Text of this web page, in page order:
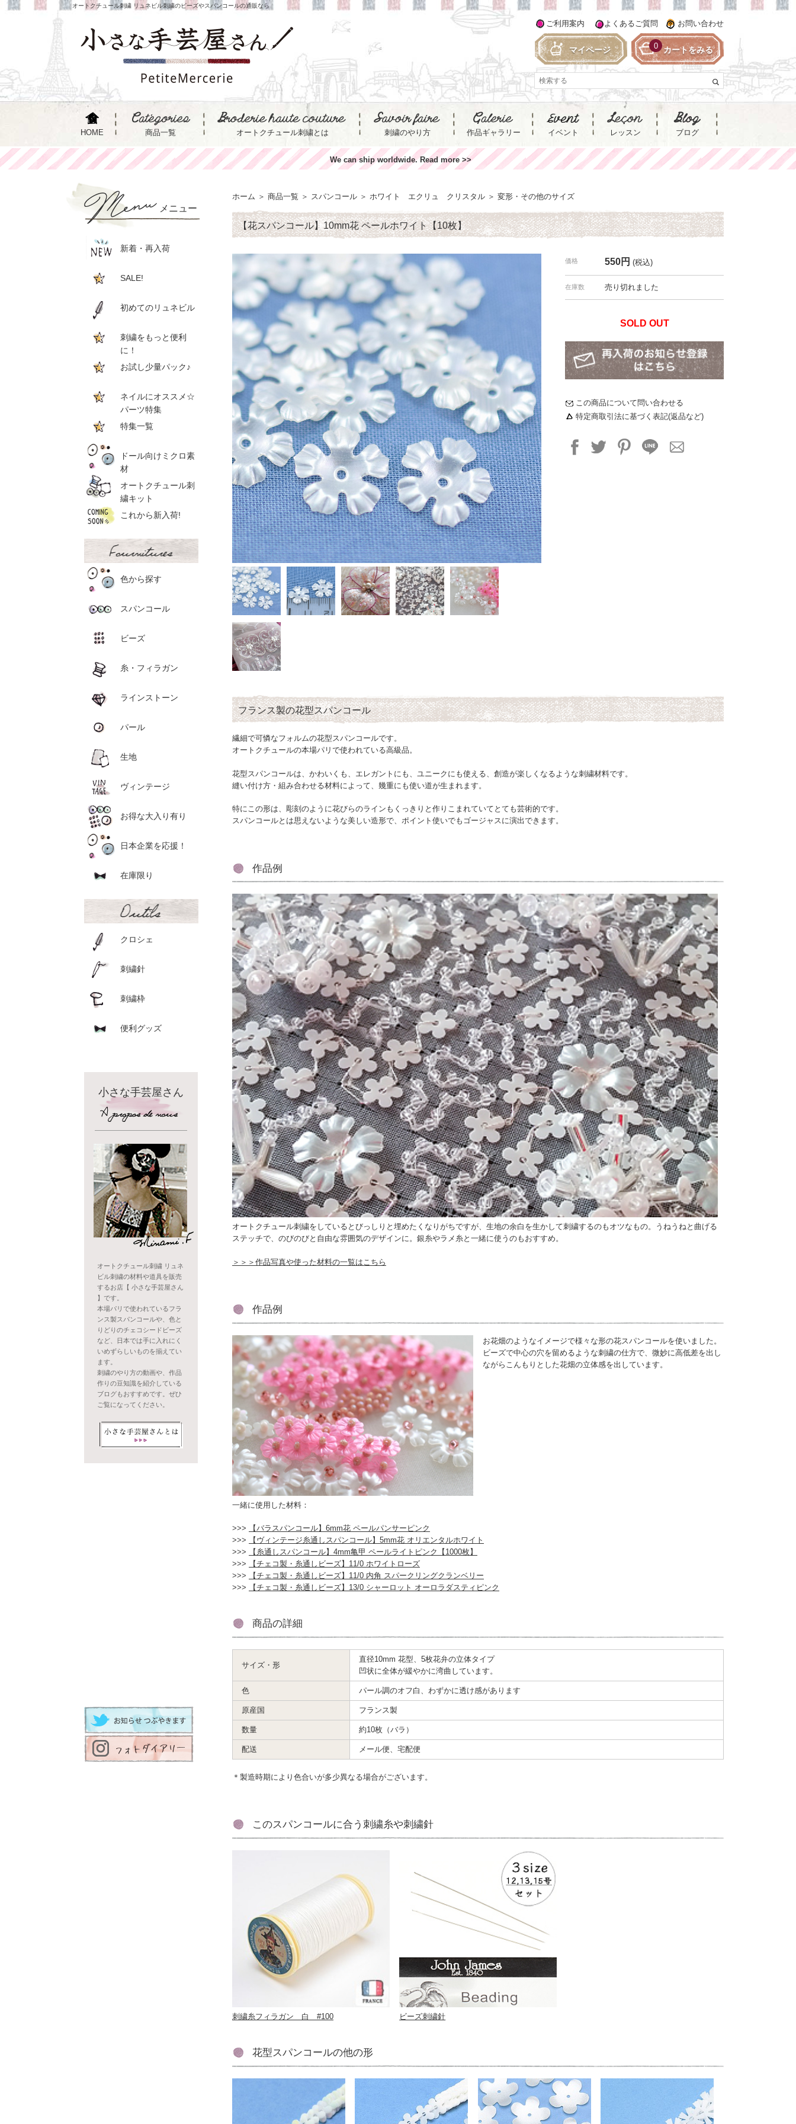
オートクチュール刺繍 リュネビル刺繍のビーズやスパンコールの通販なら
HOME 商品一覧 オートクチュール刺繍とは 刺繍のやり方 作品ギャラリー イベント レッスン ブログ
ご利用案内 よくあるご質問 お問い合わせ
マイページ カートをみる
0
We can ship worldwide. Read more >>
ホーム ＞ 商品一覧 ＞ スパンコール ＞ ホワイト エクリュ クリスタル ＞ 変形・その他のサイズ
【花スパンコール】10mm花 ペールホワイト【10枚】
価格 550円 (税込)
在庫数 売り切れました
SOLD OUT
この商品について問い合わせる
特定商取引法に基づく表記(返品など)
フランス製の花型スパンコール
繊細で可憐なフォルムの花型スパンコールです。
オートクチュールの本場パリで使われている高級品。
花型スパンコールは、かわいくも、エレガントにも、ユニークにも使える、創造が楽しくなるような刺繍材料です。
縫い付け方・組み合わせる材料によって、幾重にも使い道が生まれます。
特にこの形は、彫刻のように花びらのラインもくっきりと作りこまれていてとても芸術的です。
スパンコールとは思えないような美しい造形で、ポイント使いでもゴージャスに演出できます。
作品例
オートクチュール刺繍をしているとびっしりと埋めたくなりがちですが、生地の余白を生かして刺繍するのもオツなもの。うねうねと曲げる
ステッチで、のびのびと自由な雰囲気のデザインに。銀糸やラメ糸と一緒に使うのもおすすめ。
＞＞＞作品写真や使った材料の一覧はこちら
作品例
お花畑のようなイメージで様々な形の花スパンコールを使いました。
ビーズで中心の穴を留めるような刺繍の仕方で、微妙に高低差を出し
ながらこんもりとした花畑の立体感を出しています。
一緒に使用した材料：
【バラスパンコール】6mm花 ペールパンサーピンク
【ヴィンテージ糸通しスパンコール】5mm花 オリエンタルホワイト
【糸通しスパンコール】4mm亀甲 ペールライトピンク【1000枚】
【チェコ製・糸通しビーズ】11/0 ホワイトローズ
【チェコ製・糸通しビーズ】11/0 内角 スパークリングクランベリー
【チェコ製・糸通しビーズ】13/0 シャーロット オーロラダスティピンク
商品の詳細
サイズ・形
直径10mm 花型、5枚花弁の立体タイプ
凹状に全体が緩やかに湾曲しています。
色 パール調のオフ白、わずかに透け感があります
原産国 フランス製
数量 約10枚（バラ）
配送 メール便、宅配便
＊製造時期により色合いが多少異なる場合がございます。
このスパンコールに合う刺繍糸や刺繍針
刺繍糸フィラガン 白 #100 ビーズ刺繍針
花型スパンコールの他の形
メニュー
新着・再入荷
SALE!
初めてのリュネビル
刺繍をもっと便利
に！
お試し少量パック♪
ネイルにオススメ☆
パーツ特集
特集一覧
ドール向けミクロ素
材
オートクチュール刺
繍キット
これから新入荷!
色から探す
スパンコール
ビーズ
糸・フィラガン
ラインストーン
パール
生地
ヴィンテージ
お得な大入り有り
日本企業を応援！
在庫限り
クロシェ
刺繍針
刺繍枠
便利グッズ
小さな手芸屋さん
オートクチュール刺繍 リュネ
ビル刺繍の材料や道具を販売
するお店【 小さな手芸屋さん
】です。
本場パリで使われているフラ
ンス製スパンコールや、色と
りどりのチェコシードビーズ
など、日本では手に入れにく
いめずらしいものを揃えてい
ます。
刺繍のやり方の動画や、作品
作りの豆知識を紹介している
ブログもおすすめです。ぜひ
ご覧になってください。